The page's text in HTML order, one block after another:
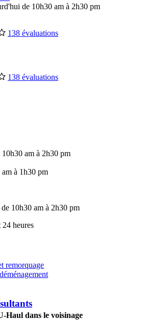
de 10h30 am à 2h30 pm
138 évaluations
138 évaluations
am à 2h30 pm
à 1h30 pm
10h30 am à 2h30 pm
heures
remorquage
Haul dans le voisinage